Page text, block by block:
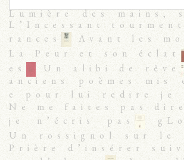
Lumière des mains,
L’Incessant tourment
rances
Avant les
La Peur et son éclat
es
Un alibi de rêve
anciens poèmes mis
e pour lui redire je
Ne me faites pas
je n’écris pas
Un rossignol sur le
Prière d’insérer